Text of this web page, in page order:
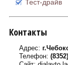
Тест-драйв
Контакты
Адрес:
Телефон: